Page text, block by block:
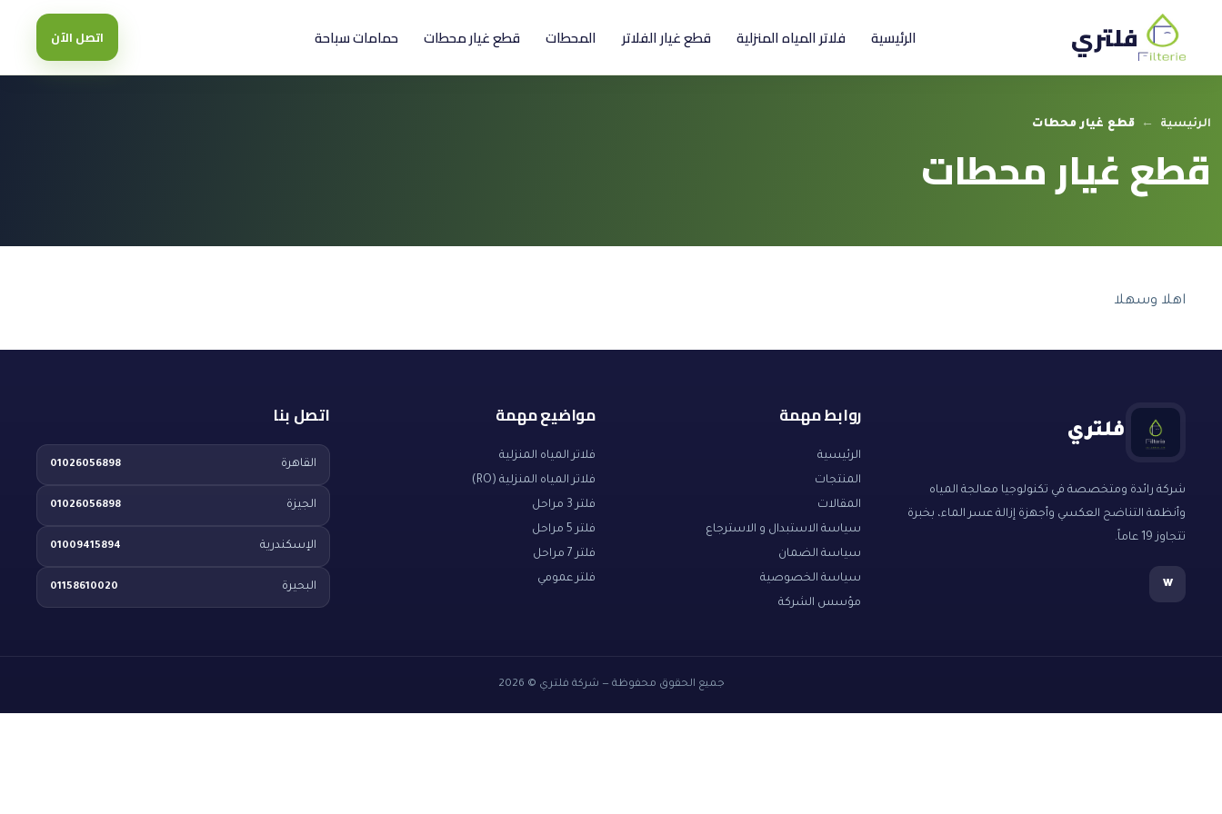
فلتري الرئيسية فلاتر المياه المنزلية قطع غيار الفلاتر المحطات قطع غيار محطات حمامات سباحة اتصل الآن
الرئيسية ← قطع غيار محطات
قطع غيار محطات
اهلا وسهلا
فلتري
شركة رائدة ومتخصصة في تكنولوجيا معالجة المياه
وأنظمة التناضح العكسي وأجهزة إزالة عسر الماء، بخبرة
تتجاوز 19 عاماً.
w
روابط مهمة
الرئيسية
المنتجات
المقالات
سياسة الاستبدال و الاسترجاع
سياسة الضمان
سياسة الخصوصية
مؤسس الشركة
مواضيع مهمة
فلاتر المياه المنزلية
فلاتر المياه المنزلية (RO)
فلتر 3 مراحل
فلتر 5 مراحل
فلتر 7 مراحل
فلتر عمومي
اتصل بنا
القاهرة 01026056898
الجيزة 01026056898
الإسكندرية 01009415894
البحيرة 01158610020
جميع الحقوق محفوظة — شركة فلتري © 2026